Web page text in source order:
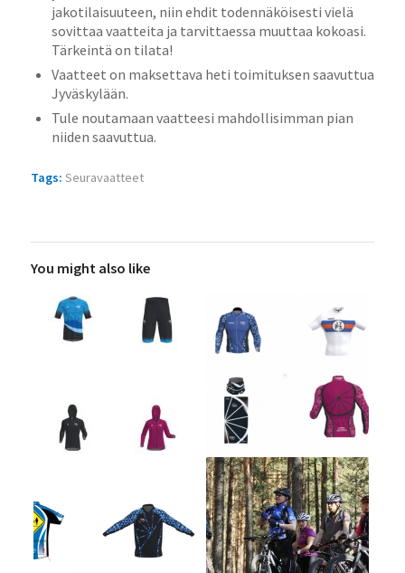
jakotilaisuuteen, niin ehdit todennäköisesti vielä
sovittaa vaatteita ja tarvittaessa muuttaa kokoasi.
Tärkeintä on tilata!
Vaatteet on maksettava heti toimituksen saavuttua
Jyväskylään.
Tule noutamaan vaatteesi mahdollisimman pian
niiden saavuttua.
Tags: Seuravaatteet
You might also like